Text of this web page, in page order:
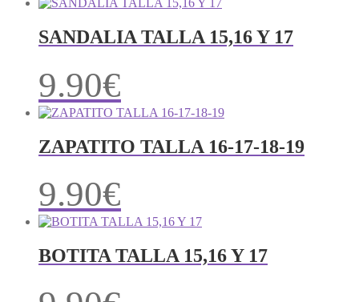
SANDALIA TALLA 15,16 Y 17
9.90€
ZAPATITO TALLA 16-17-18-19
9.90€
BOTITA TALLA 15,16 Y 17